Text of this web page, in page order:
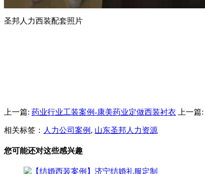
圣邦人力西装配套照片
上一篇: 药业行业工装案例-康美药业定做西装衬衣 上一篇:
相关标签： 人力公司案例 , 山东圣邦人力资源
您可能还对这些感兴趣